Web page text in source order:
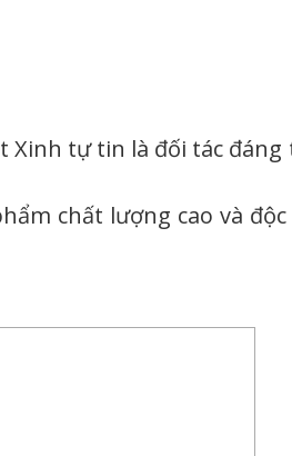
tự tin là đối tác đáng
chất lượng cao và